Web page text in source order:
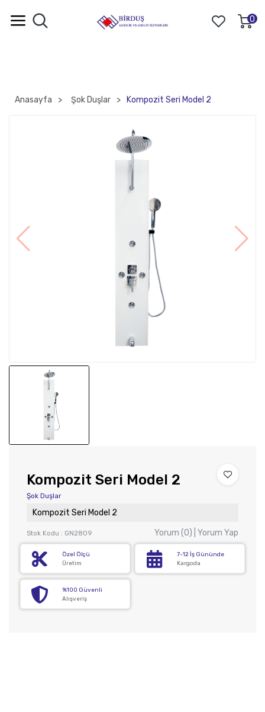
0
Anasayfa Şok Duşlar Kompozit Seri Model 2
Kompozit Seri Model 2
Şok Duşlar
Kompozit Seri Model 2
Stok Kodu : GN2809 Yorum (0) | Yorum Yap
Özel Ölçü
Üretim
7-12 İş Gününde
Kargoda
%100 Güvenli
Alışveriş